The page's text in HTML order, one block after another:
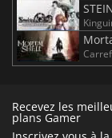
Recevez les
plans Gamer